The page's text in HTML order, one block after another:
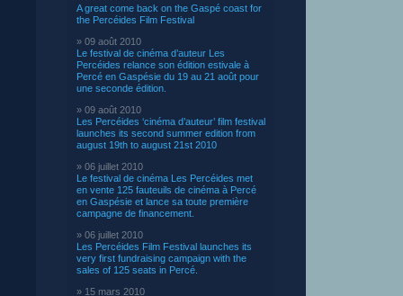
A great come back on the Gaspé coast for
the Percéides Film Festival
» 09 août 2010
Le festival de cinéma d’auteur Les
Percéides relance son édition estivale à
Percé en Gaspésie du 19 au 21 août pour
une seconde édition.
» 09 août 2010
Les Percéides ‘cinéma d’auteur’ film festival
launches its second summer edition from
august 19th to august 21st 2010
» 06 juillet 2010
Le festival de cinéma Les Percéides met
en vente 125 fauteuils de cinéma à Percé
en Gaspésie et lance sa toute première
campagne de financement.
» 06 juillet 2010
Les Percéides Film Festival launches its
very first fundraising campaign with the
sales of 125 seats in Percé.
» 15 mars 2010